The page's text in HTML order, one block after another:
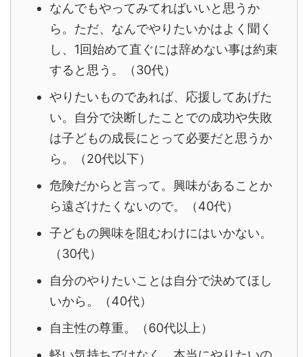
なんでもやってみてればいいと思うか
ら。ただ、なんでやりたいかはよく聞く
し、 1回始めて直ぐには辞めない事は約束
すると思う。（30代）
やりたいものであれば、応援してあげた
い。 自分で決断したことでの成功や失敗
は子どもの成長にとって必要だと思うか
ら。（20代以下）
危険だからと言って。興味があることか
ら遠ざけたくないので。（40代）
子どもの興味を阻むわけにはいかない。
（30代）
自分のやりたいことは自分で決めてほし
いから。（40代）
自主性の尊重。（60代以上）